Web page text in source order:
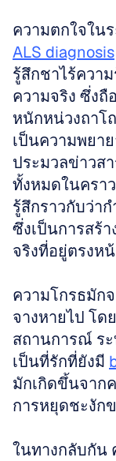
ALS diagnosis
รู้สึกชาไร้ควา
ความจริง ซึ่งถื
หนักหน่วงถาโ
เป็นความพยา
ประมวลข่าวส
ทั้งหมดในครา
รู้สึกราวกับว่า
ซึ่งเป็นการสร้
จริงที่อยู่ตรงห
ความโกรธมัก
จางหายไป โด
สถานการณ์ ร
เป็นที่รักที่ยังมี
มักเกิดขึ้นจาก
การหยุดชะงัก
ในทางกลับกัน